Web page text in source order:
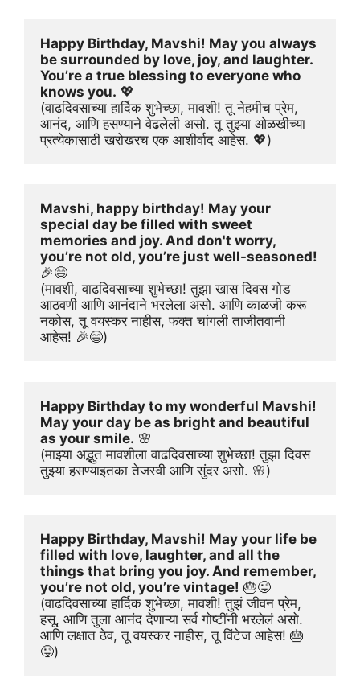
Happy Birthday, Mavshi! May you always
be surrounded by love, joy, and laughter.
You’re a true blessing to everyone who
knows you. 💖
(वाढदिवसाच्या हार्दिक शुभेच्छा, मावशी! तू नेहमीच प्रेम,
आनंद, आणि हसण्याने वेढलेली असो. तू तुझ्या ओळखीच्या
प्रत्येकासाठी खरोखरच एक आशीर्वाद आहेस. 💖)
Mavshi, happy birthday! May your
special day be filled with sweet
memories and joy. And don't worry,
you’re not old, you’re just well-seasoned!
🎉😄
(मावशी, वाढदिवसाच्या शुभेच्छा! तुझा खास दिवस गोड
आठवणी आणि आनंदाने भरलेला असो. आणि काळजी करू
नकोस, तू वयस्कर नाहीस, फक्त चांगली ताजीतवानी
आहेस! 🎉😄)
Happy Birthday to my wonderful Mavshi!
May your day be as bright and beautiful
as your smile. 🌸
(माझ्या अद्भुत मावशीला वाढदिवसाच्या शुभेच्छा! तुझा दिवस
तुझ्या हसण्याइतका तेजस्वी आणि सुंदर असो. 🌸)
Happy Birthday, Mavshi! May your life be
filled with love, laughter, and all the
things that bring you joy. And remember,
you’re not old, you’re vintage! 🎂😜
(वाढदिवसाच्या हार्दिक शुभेच्छा, मावशी! तुझं जीवन प्रेम,
हसू, आणि तुला आनंद देणाऱ्या सर्व गोष्टींनी भरलेलं असो.
आणि लक्षात ठेव, तू वयस्कर नाहीस, तू विंटेज आहेस! 🎂
😜)